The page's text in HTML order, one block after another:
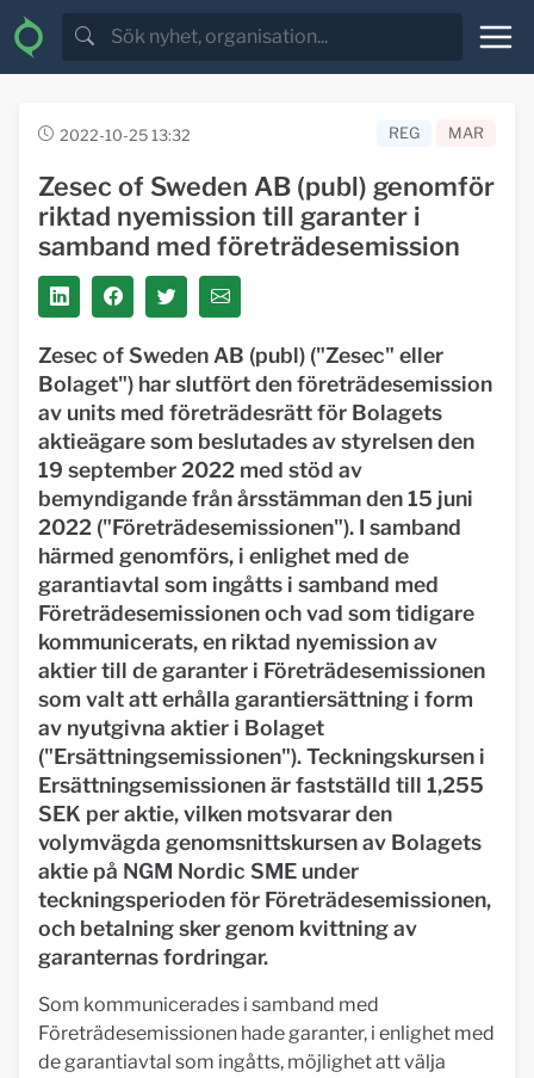
2022-10-25 13:32 REG MAR
Zesec of Sweden AB (publ) genomför
riktad nyemission till garanter i
samband med företrädesemission
Zesec of Sweden AB (publ) ("Zesec" eller
Bolaget") har slutfört den företrädesemission
av units med företrädesrätt för Bolagets
aktieägare som beslutades av styrelsen den
19 september 2022 med stöd av
bemyndigande från årsstämman den 15 juni
2022 ("Företrädesemissionen"). I samband
härmed genomförs, i enlighet med de
garantiavtal som ingåtts i samband med
Företrädesemissionen och vad som tidigare
kommunicerats, en riktad nyemission av
aktier till de garanter i Företrädesemissionen
som valt att erhålla garantiersättning i form
av nyutgivna aktier i Bolaget
("Ersättningsemissionen"). Teckningskursen i
Ersättningsemissionen är fastställd till 1,255
SEK per aktie, vilken motsvarar den
volymvägda genomsnittskursen av Bolagets
aktie på NGM Nordic SME under
teckningsperioden för Företrädesemissionen,
och betalning sker genom kvittning av
garanternas fordringar.
Som kommunicerades i samband med
Företrädesemissionen hade garanter, i enlighet med
de garantiavtal som ingåtts, möjlighet att välja